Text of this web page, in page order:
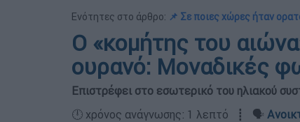
Ενότητες στο άρθρο: 📌 Σε ποιες χώρες ήταν
Ο «κομήτης του
ουρανό: Μοναδικές
Επιστρέφει στο εσωτερικό του ηλιακού
🕛 χρόνος ανάγνωσης: 1 λεπτό ┋ 🗣️